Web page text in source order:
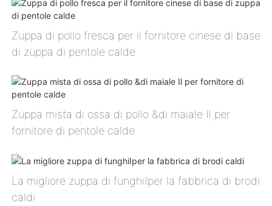
Zuppa di pollo fresca per il fornitore cinese di base
di zuppa di pentole calde
Zuppa mista di ossa di pollo &di maiale Ⅱ per
fornitore di pentole calde
La migliore zuppa di funghiⅠper la fabbrica di brodi
caldi